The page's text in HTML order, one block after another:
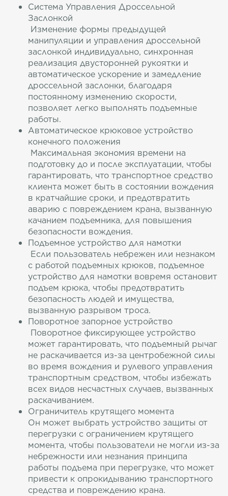
Система Управления Дроссельной
Заслонкой
Изменение формы предыдущей
манипуляции и управления дроссельной
заслонкой индивидуально, синхронная
реализация двусторонней рукоятки и
автоматическое ускорение и замедление
дроссельной заслонки, благодаря
постоянному изменению скорости,
позволяет легко выполнять подъемные
работы.
Автоматическое крюковое устройство
конечного положения
Максимальная экономия времени на
подготовку до и после эксплуатации, чтобы
гарантировать, что транспортное средство
клиента может быть в состоянии вождения
в кратчайшие сроки, и предотвратить
аварию с повреждением крана, вызванную
качанием подъемника, для повышения
безопасности вождения.
Подъемное устройство для намотки
Если пользователь небрежен или незнаком
с работой подъемных крюков, подъемное
устройство для намотки вовремя остановит
подъем крюка, чтобы предотвратить
безопасность людей и имущества,
вызванную разрывом троса.
Поворотное запорное устройство
Поворотное фиксирующее устройство
может гарантировать, что подъемный рычаг
не раскачивается из-за центробежной силы
во время вождения и рулевого управления
транспортным средством, чтобы избежать
всех видов несчастных случаев, вызванных
раскачиванием.
Ограничитель крутящего момента
Он может выбрать устройство защиты от
перегрузки с ограничением крутящего
момента, чтобы пользователи не могли из-за
небрежности или незнания принципа
работы подъема при перегрузке, что может
привести к опрокидыванию транспортного
средства и повреждению крана.